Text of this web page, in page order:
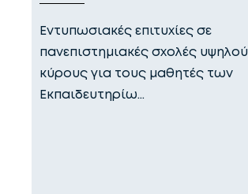
Εντυπωσιακές επιτυχίες σε
πανεπιστημιακές σχολές υψηλού
κύρους για τους μαθητές των
Εκπαιδευτηρίω…